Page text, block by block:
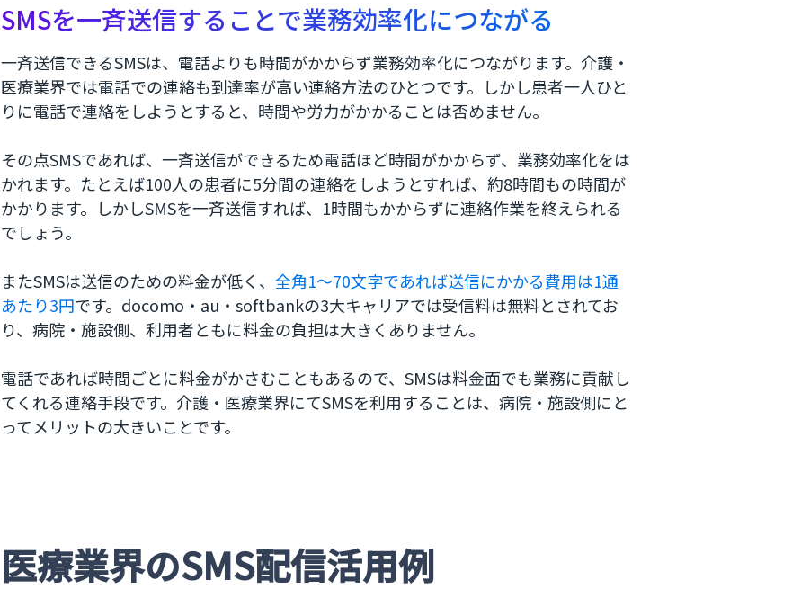
SMSを一斉送信することで業務効率化につながる
一斉送信できるSMSは、電話よりも時間がかからず業務効率化につながります。介護・
医療業界では電話での連絡も到達率が高い連絡方法のひとつです。しかし患者一人ひと
りに電話で連絡をしようとすると、時間や労力がかかることは否めません。
その点SMSであれば、一斉送信ができるため電話ほど時間がかからず、業務効率化をは
かれます。たとえば100人の患者に5分間の連絡をしようとすれば、約8時間もの時間が
かかります。しかしSMSを一斉送信すれば、1時間もかからずに連絡作業を終えられる
でしょう。
またSMSは送信のための料金が低く、 全角1～70文字であれば送信にかかる費用は1通
あたり3円です。docomo・au・softbankの3大キャリアでは受信料は無料とされてお
り、病院・施設側、利用者ともに料金の負担は大きくありません。
電話であれば時間ごとに料金がかさむこともあるので、SMSは料金面でも業務に貢献し
てくれる連絡手段です。介護・医療業界にてSMSを利用することは、病院・施設側にと
ってメリットの大きいことです。
医療業界のSMS配信活用例